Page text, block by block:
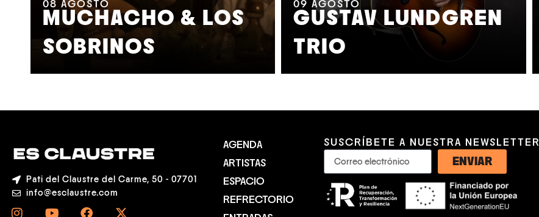
08 AGOSTO
MUCHACHO & LOS
SOBRINOS
09 AGOSTO
GUSTAV LUNDGREN
TRIO
Pati del Claustre del Carme, 50 - 07701
info@esclaustre.com
AGENDA
ARTISTAS
ESPACIO
REFRECTORIO
SUSCRÍBETE A NUESTRA NEWSLETTER
ENVIAR